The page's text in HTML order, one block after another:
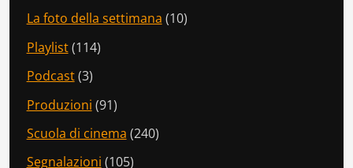
La foto della settimana (10)
Playlist(114)
Podcast(3)
Produzioni (91)
Scuola di cinema (240)
Segnalazioni (105)